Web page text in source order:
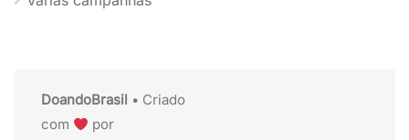
DoandoBrasil • Criado
com
por